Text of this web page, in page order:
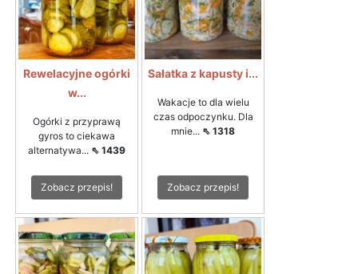
Rewelacyjne ogórki
w...
Ogórki z przyprawą
gyros to ciekawa
alternatywa... ⇖ 1439
Zobacz przepis!
Sałatka z kapusty i...
Wakacje to dla wielu
czas odpoczynku. Dla
mnie... ⇖ 1318
Zobacz przepis!